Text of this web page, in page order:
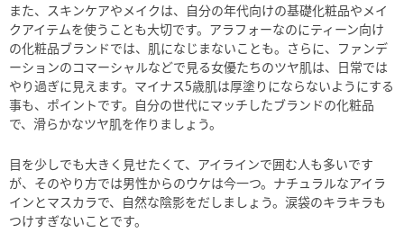
また、スキンケアやメイクは、自分の年代向けの基礎化粧品やメイ
クアイテムを使うことも大切です。アラフォーなのにティーン向け
の化粧品ブランドでは、肌になじまないことも。さらに、ファンデ
ーションのコマーシャルなどで見る女優たちのツヤ肌は、日常では
やり過ぎに見えます。マイナス5歳肌は厚塗りにならないようにする
事も、ポイントです。自分の世代にマッチしたブランドの化粧品
で、滑らかなツヤ肌を作りましょう。
目を少しでも大きく見せたくて、アイラインで囲む人も多いです
が、そのやり方では男性からのウケは今一つ。ナチュラルなアイラ
インとマスカラで、自然な陰影をだしましょう。涙袋のキラキラも
つけすぎないことです。